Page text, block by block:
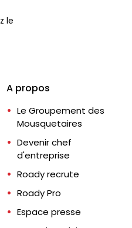
le
A propos
Le Groupement des
Mousquetaires
Devenir chef
d'entreprise
Roady recrute
Roady Pro
Espace presse